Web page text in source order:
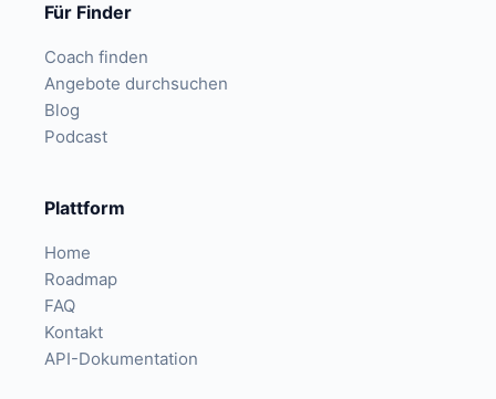
Für Finder
Coach finden
Angebote durchsuchen
Blog
Podcast
Plattform
Home
Roadmap
FAQ
Kontakt
API-Dokumentation